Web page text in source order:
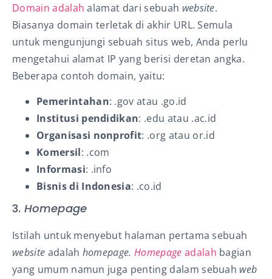
Domain adalah alamat dari sebuah website.
Biasanya domain terletak di akhir URL. Semula
untuk mengunjungi sebuah situs web, Anda perlu
mengetahui alamat IP yang berisi deretan angka.
Beberapa contoh domain, yaitu:
Pemerintahan: .gov atau .go.id
Institusi pendidikan: .edu atau .ac.id
Organisasi nonprofit: .org atau or.id
Komersil: .com
Informasi: .info
Bisnisdi Indonesia: .co.id
3. Homepage
Istilah untuk menyebut halaman pertama sebuah
website adalah homepage. Homepage adalah bagian
yang umum namun juga penting dalam sebuah web